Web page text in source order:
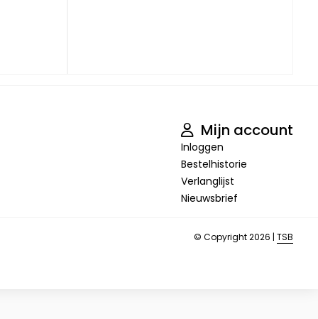
Mijn account
Inloggen
Bestelhistorie
Verlanglijst
Nieuwsbrief
© Copyright 2026 | TSB